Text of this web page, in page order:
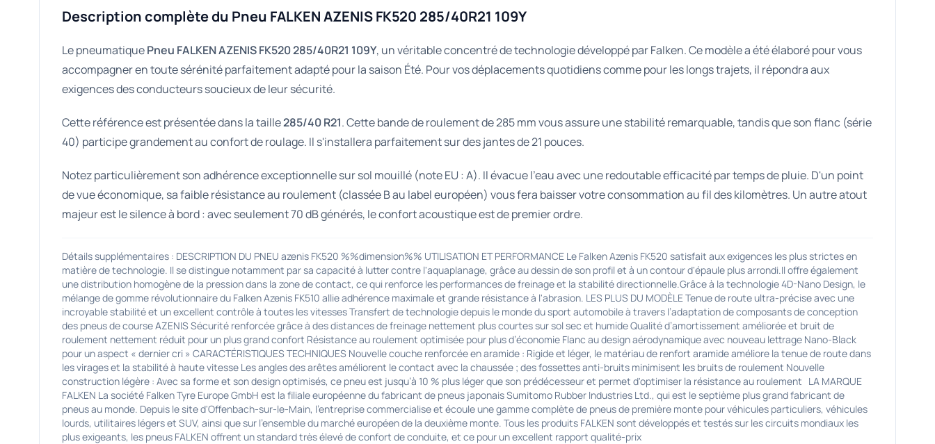
Description complète du Pneu FALKEN AZENIS FK520 285/40R21 109Y
Le pneumatiquePneu FALKEN AZENIS FK520 285/40R21 109Y, un véritable concentré de technologie développé par Falken. Ce modèle a été élaboré pour vous
accompagner en toute sérénité parfaitement adapté pour la saison Été. Pour vos déplacements quotidiens comme pour les longs trajets, il répondra aux
exigences des conducteurs soucieux de leur sécurité.
Cette référence est présentée dans la taille285/40 R21. Cette bande de roulement de 285 mm vous assure une stabilité remarquable, tandis que son flanc (série
40) participe grandement au confort de roulage. Il s'installera parfaitement sur des jantes de 21 pouces.
Notez particulièrement son adhérence exceptionnelle sur sol mouillé (note EU : A). Il évacue l'eau avec une redoutable efficacité par temps de pluie. D'un point
de vue économique, sa faible résistance au roulement (classée B au label européen) vous fera baisser votre consommation au fil des kilomètres. Un autre atout
majeur est le silence à bord : avec seulement 70 dB générés, le confort acoustique est de premier ordre.
Détails supplémentaires : DESCRIPTION DU PNEU azenis FK520 %%dimension%% UTILISATION ET PERFORMANCE Le Falken Azenis FK520 satisfait aux exigences les plus strictes en
matière de technologie. Il se distingue notamment par sa capacité à lutter contre l'aquaplanage, grâce au dessin de son profil et à un contour d'épaule plus arrondi.Il offre également
une distribution homogène de la pression dans la zone de contact, ce qui renforce les performances de freinage et la stabilité directionnelle.Grâce à la technologie 4D-Nano Design, le
mélange de gomme révolutionnaire du Falken Azenis FK510 allie adhérence maximale et grande résistance à l'abrasion. LES PLUS DU MODÈLE Tenue de route ultra-précise avec une
incroyable stabilité et un excellent contrôle à toutes les vitesses Transfert de technologie depuis le monde du sport automobile à travers l’adaptation de composants de conception
des pneus de course AZENIS Sécurité renforcée grâce à des distances de freinage nettement plus courtes sur sol sec et humide Qualité d’amortissement améliorée et bruit de
roulement nettement réduit pour un plus grand confort Résistance au roulement optimisée pour plus d’économie Flanc au design aérodynamique avec nouveau lettrage Nano-Black
pour un aspect « dernier cri » CARACTÉRISTIQUES TECHNIQUES Nouvelle couche renforcée en aramide : Rigide et léger, le matériau de renfort aramide améliore la tenue de route dans
les virages et la stabilité à haute vitesse Les angles des arêtes améliorent le contact avec la chaussée ; des fossettes anti-bruits minimisent les bruits de roulement Nouvelle
construction légère : Avec sa forme et son design optimisés, ce pneu est jusqu’à 10 % plus léger que son prédécesseur et permet d'optimiser la résistance au roulement LA MARQUE
FALKEN La société Falken Tyre Europe GmbH est la filiale européenne du fabricant de pneus japonais Sumitomo Rubber Industries Ltd., qui est le septième plus grand fabricant de
pneus au monde. Depuis le site d'Offenbach-sur-le-Main, l'entreprise commercialise et écoule une gamme complète de pneus de première monte pour véhicules particuliers, véhicules
lourds, utilitaires légers et SUV, ainsi que sur l'ensemble du marché européen de la deuxième monte. Tous les produits FALKEN sont développés et testés sur les circuits mondiaux les
plus exigeants, les pneus FALKEN offrent un standard très élevé de confort de conduite, et ce pour un excellent rapport qualité-prix